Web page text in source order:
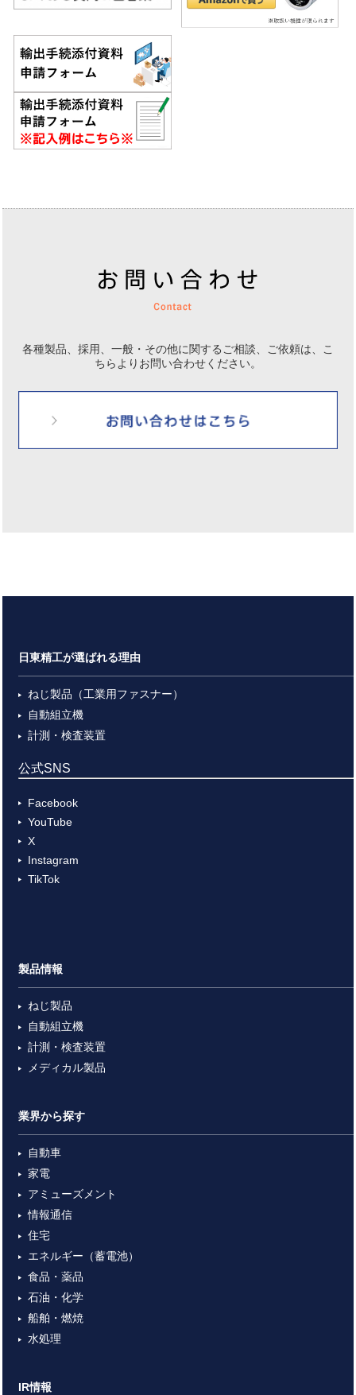
各種製品、採用、一般・その他に関するご相談、ご依頼は、 こ
ちらよりお問い合わせください。
日東精工が選ばれる理由
ねじ製品（工業用ファスナー）
自動組立機
計測・検査装置
公式SNS
Facebook
YouTube
X
Instagram
TikTok
製品情報
ねじ製品
自動組立機
計測・検査装置
メディカル製品
業界から探す
自動車
家電
アミューズメント
情報通信
住宅
エネルギー（蓄電池）
食品・薬品
石油・化学
船舶・燃焼
水処理
IR情報